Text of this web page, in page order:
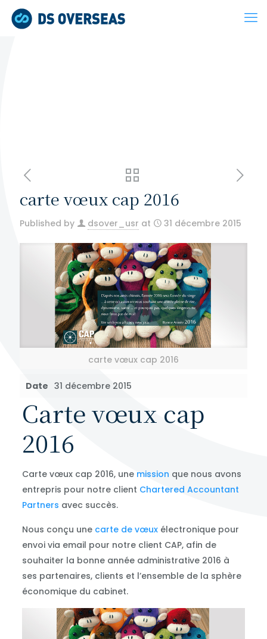
carte vœux cap 2016
Published by dsover_usr at 31 décembre 2015
carte vœux cap 2016
Date 31 décembre 2015
Carte vœux cap
2016
Carte vœux cap 2016, une mission que nous avons
entrepris pour notre client Chartered Accountant
Partners avec succès.
Nous conçu une carte de vœuxélectronique pour
envoi via email pour notre client CAP, afin de
souhaiter la bonne année administrative 2016 à
ses partenaires, clients et l’ensemble de la sphère
économique du cabinet.